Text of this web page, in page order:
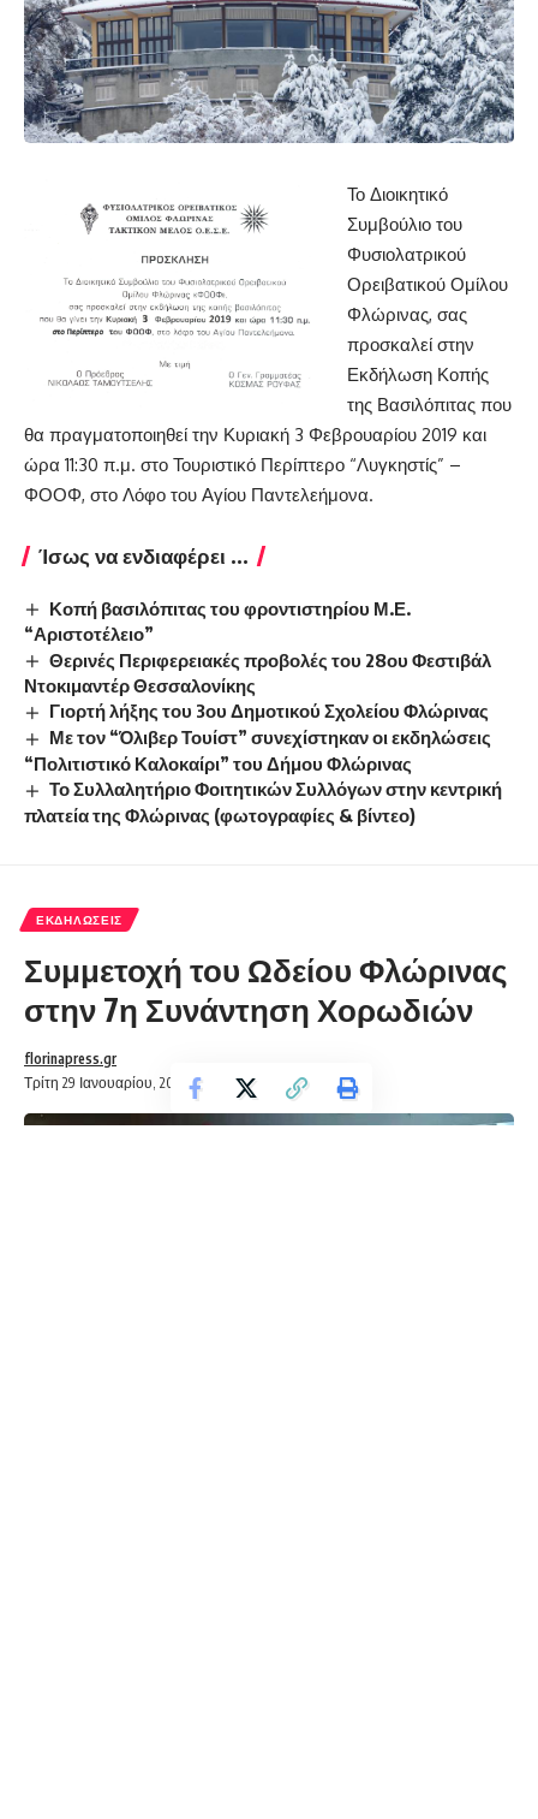
Το Διοικητικό
Συμβούλιο του
Φυσιολατρικού
Ορειβατικού Ομίλου
Φλώρινας, σας
προσκαλεί στην
Εκδήλωση Κοπής
της Βασιλόπιτας που
θα πραγματοποιηθεί την Κυριακή 3 Φεβρουαρίου 2019 και
ώρα 11:30 π.μ. στο Τουριστικό Περίπτερο “Λυγκηστίς” –
ΦΟΟΦ, στο Λόφο του Αγίου Παντελεήμονα.
Ίσως να ενδιαφέρει ...
Κοπή βασιλόπιτας του φροντιστηρίου Μ.Ε.
“Αριστοτέλειο”
Θερινές Περιφερειακές προβολές του 28ου Φεστιβάλ
Ντοκιμαντέρ Θεσσαλονίκης
Γιορτή λήξης του 3ου Δημοτικού Σχολείου Φλώρινας
Με τον “Όλιβερ Τουίστ” συνεχίστηκαν οι εκδηλώσεις
“Πολιτιστικό Καλοκαίρι” του Δήμου Φλώρινας
Το Συλλαλητήριο Φοιτητικών Συλλόγων στην κεντρική
πλατεία της Φλώρινας (φωτογραφίες & βίντεο)
ΕΚΔΗΛΏΣΕΙΣ
Συμμετοχή του Ωδείου Φλώρινας
στην 7η Συνάντηση Χορωδιών
Τρίτη 29 Ιανουαρίου, 2019 12:13
florinapress.gr